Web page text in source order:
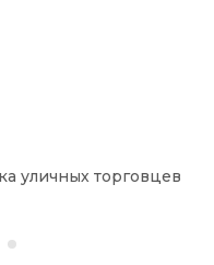
уличных торговцев